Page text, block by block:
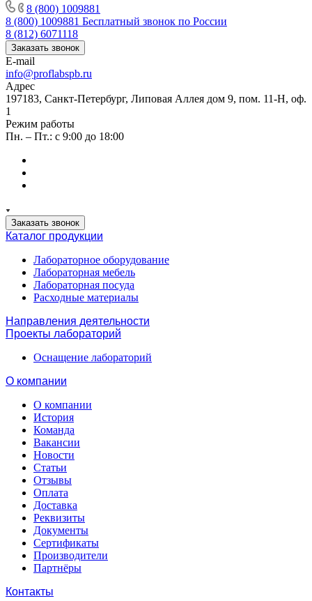
8 (800) 1009881
8 (800) 1009881 Бесплатный звонок по России
8 (812) 6071118
Заказать звонок
E-mail
info@proflabspb.ru
Адрес
197183, Санкт-Петербург, Липовая Аллея дом 9, пом. 11-Н, оф.
1
Режим работы
Пн. – Пт.: с 9:00 до 18:00
Заказать звонок
Каталог продукции
Лабораторное оборудование
Лабораторная мебель
Лабораторная посуда
Расходные материалы
Направления деятельности
Проекты лабораторий
Оснащение лабораторий
О компании
О компании
История
Команда
Вакансии
Новости
Статьи
Отзывы
Оплата
Доставка
Реквизиты
Документы
Сертификаты
Производители
Партнёры
Контакты